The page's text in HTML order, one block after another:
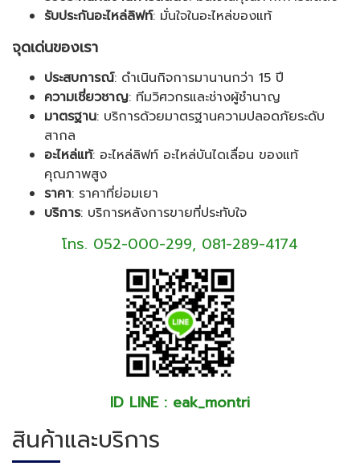
รับประกันอะไหล่ลิฟท์: มั่นใจในอะไหล่ของแท้
จุดเด่นของเรา
ประสบการณ์: ดำเนินกิจการมานานกว่า 15 ปี
ความเชี่ยวชาญ: ทีมวิศวกรและช่างผู้ชำนาญ
มาตรฐาน: บริการด้วยมาตรฐานความปลอดภัยระดับ
สากล
อะไหล่แท้: อะไหล่ลิฟท์ อะไหล่บันไดเลื่อน ของแท้
คุณภาพสูง
ราคา: ราคาที่ย่อมเยา
บริการ: บริการหลังการขายที่ประทับใจ
โทร. 052-000-299, 081-289-4174
ID LINE : eak_montri
สินค้าและบริการ